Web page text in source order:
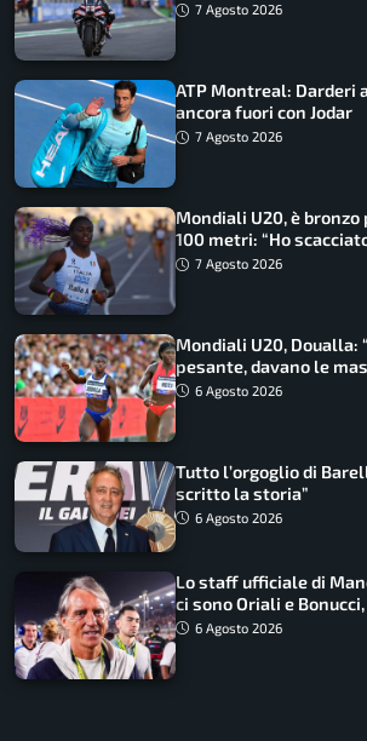
7 Agosto 2026
ATP Montreal: Darderi
ancora fuori con Jodar
7 Agosto 2026
Mondiali U20, è bronzo
100 metri: “Ho
7 Agosto 2026
Mondiali U20, Doualla:
pesante, davano le
Non ho nulla da perdere”
6 Agosto 2026
Tutto l’orgoglio di
scritto la storia”
6 Agosto 2026
Lo staff ufficiale di
ci sono Oriali e
ritorno
6 Agosto 2026